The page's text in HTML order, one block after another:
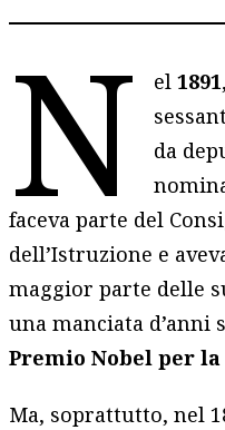
N el1891
da
faceva parte del
dell’Istruzione e
maggior parte delle
una manciata d’anni
Premio Nobel per
Ma, soprattutto, nel